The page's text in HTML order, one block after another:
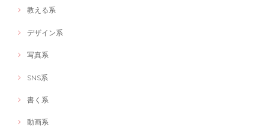
教える系
デザイン系
写真系
SNS系
書く系
動画系